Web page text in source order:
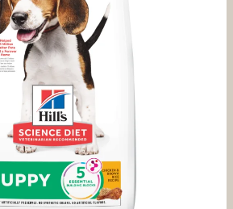
desde
$ 100.320
hasta
$ 441.600